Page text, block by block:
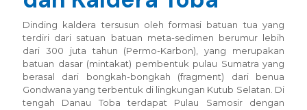
Dinding kaldera tersusun oleh formasi batuan tua yang
terdiri dari satuan batuan meta-sedimen berumur lebih
dari 300 juta tahun (Permo-Karbon), yang merupakan
batuan dasar (mintakat) pembentuk pulau Sumatra yang
berasal dari bongkah-bongkah (fragment) dari benua
Gondwana yang terbentuk di lingkungan Kutub Selatan. Di
tengah Danau Toba terdapat Pulau Samosir dengan